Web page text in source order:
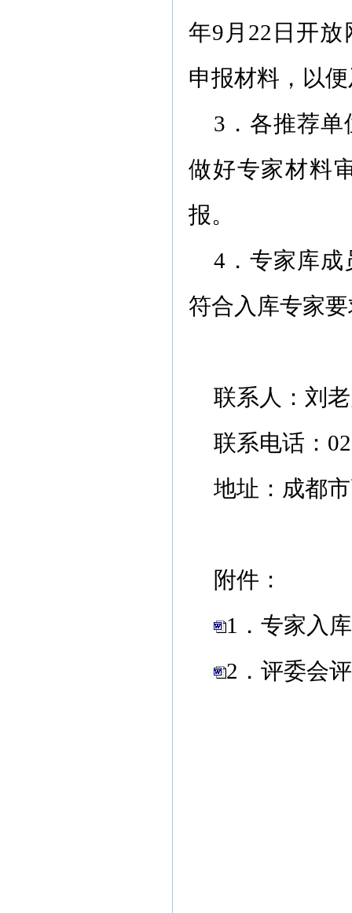
年9月22日开
申报材料，以
3．各推荐
做好专家材料
报。
4．专家库
符合入库专家
联系人：刘
联系电话：
地址：成都
附件：
1．专家入
2．评委会